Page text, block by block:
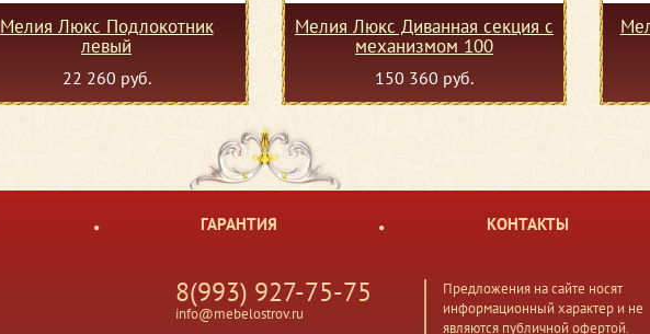
Мелия Люкс Подлокотник
левый
22 260 руб.
Мелия Люкс Диванная секция с
механизмом 100
150 360 руб.
ГАРАНТИЯ КОНТАКТЫ
8(993) 927-75-75
info@mebelostrov.ru
Предложения на сайте носят
информационный характер и не
являются публичной офертой.